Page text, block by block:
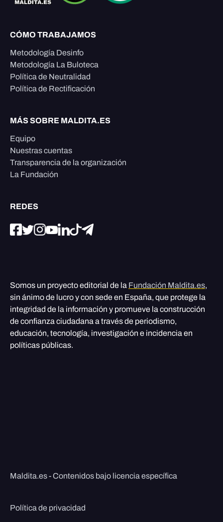
CÓMO TRABAJAMOS
Metodología Desinfo
Metodología La Buloteca
Política de Neutralidad
Política de Rectificación
MÁS SOBRE MALDITA.ES
Equipo
Nuestras cuentas
Transparencia de la organización
La Fundación
REDES
Somos un proyecto editorial de la Fundación Maldita.es,
sin ánimo de lucro y con sede en España, que protege la
integridad de la información y promueve la construcción
de confianza ciudadana a través de periodismo,
educación, tecnología, investigación e incidencia en
políticas públicas.
Maldita.es - Contenidos bajo licencia específica
Política de privacidad